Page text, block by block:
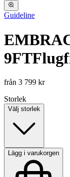
Guideline
9FT
från 3 799 kr
Storlek
Välj storlek
Lägg i varukorgen